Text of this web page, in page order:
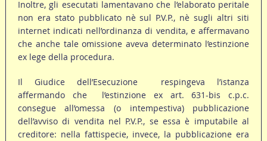
Inoltre, gli esecutati lamentavano che l’elaborato peritale
non era stato pubblicato nè sul P.V.P., nè sugli altri siti
internet indicati nell’ordinanza di vendita, e affermavano
che anche tale omissione aveva determinato l’estinzione
ex lege della procedura.
Il Giudice dell’Esecuzione respingeva l’istanza
affermando che l’estinzione ex art. 631-bis c.p.c.
consegue all’omessa (o intempestiva) pubblicazione
dell’avviso di vendita nel P.V.P., se essa è imputabile al
creditore: nella fattispecie, invece, la pubblicazione era